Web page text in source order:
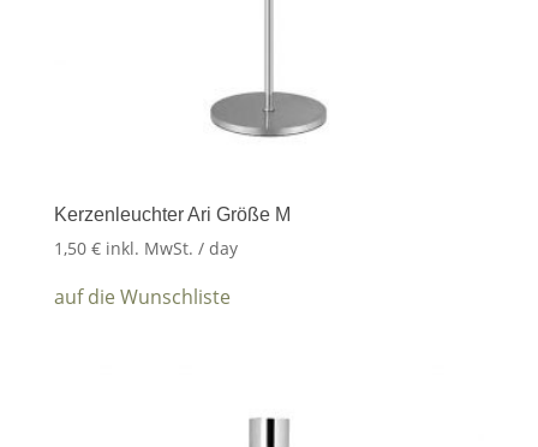
Kerzenleuchter Ari Größe M
1,50 € inkl. MwSt. / day
auf die Wunschliste